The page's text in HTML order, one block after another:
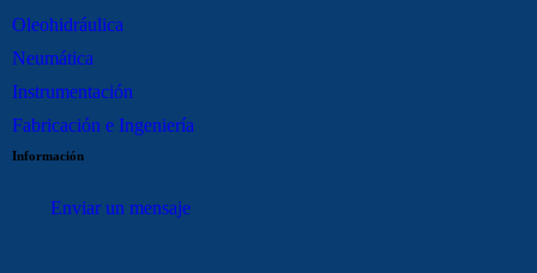
Oleohidráulica
Neumática
Instrumentación
Fabricación e Ingeniería
Información
Enviar un mensaje